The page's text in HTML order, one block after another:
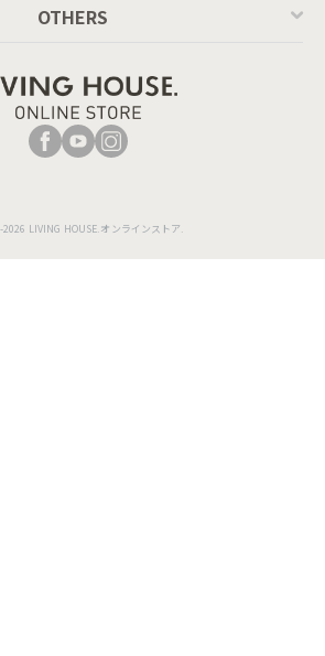
OTHERS
LIVING HOUSE.オンラインストア.